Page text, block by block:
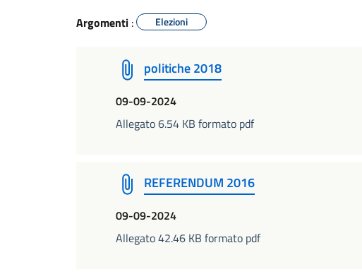
Argomenti : Elezioni
politiche 2018
09-09-2024
Allegato 6.54 KB formato pdf
REFERENDUM 2016
09-09-2024
Allegato 42.46 KB formato pdf